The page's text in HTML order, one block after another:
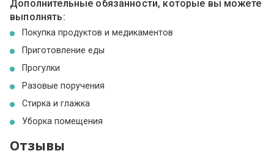
Дополнительные обязанности, которые вы можете
выполнять:
Покупка продуктов и медикаментов
Приготовление еды
Прогулки
Разовые поручения
Стирка и глажка
Уборка помещения
Отзывы